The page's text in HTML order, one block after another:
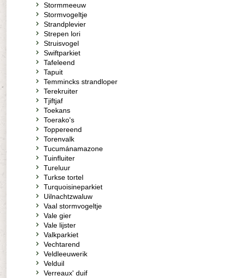
Stormmeeuw
Stormvogeltje
Strandplevier
Strepen lori
Struisvogel
Swiftparkiet
Tafeleend
Tapuit
Temmincks strandloper
Terekruiter
Tjiftjaf
Toekans
Toerako's
Toppereend
Torenvalk
Tucumánamazone
Tuinfluiter
Tureluur
Turkse tortel
Turquoisineparkiet
Uilnachtzwaluw
Vaal stormvogeltje
Vale gier
Vale lijster
Valkparkiet
Vechtarend
Veldleeuwerik
Velduil
Verreaux' duif